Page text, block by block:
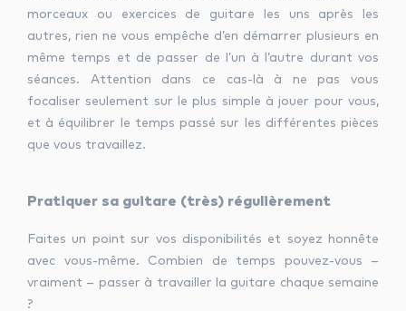
morceaux ou exercices de guitare les uns après les
autres, rien ne vous empêche d’en démarrer plusieurs en
même temps et de passer de l’un à l’autre durant vos
séances. Attention dans ce cas-là à ne pas vous
focaliser seulement sur le plus simple à jouer pour vous,
et à équilibrer le temps passé sur les différentes pièces
que vous travaillez.
Pratiquer sa guitare (très) régulièrement
Faites un point sur vos disponibilités et soyez honnête
avec vous-même. Combien de temps pouvez-vous –
vraiment – passer à travailler la guitare chaque semaine
?